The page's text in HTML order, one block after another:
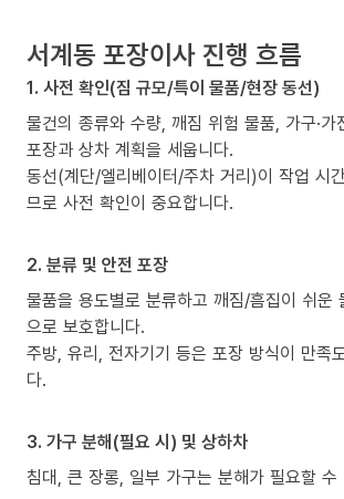
서계동 포장이사 진행 흐름
1. 사전 확인(짐 규모/특이 물품/현장 동선)
물건의 종류와 수량, 깨짐 위험 물품, 가구·가
포장과 상차 계획을 세웁니다.
동선(계단/엘리베이터/주차 거리)이 작업 시
므로 사전 확인이 중요합니다.
2. 분류 및 안전 포장
물품을 용도별로 분류하고 깨짐/흠집이 쉬운
으로 보호합니다.
주방, 유리, 전자기기 등은 포장 방식이 만족
다.
3. 가구 분해(필요 시) 및 상하차
침대, 큰 장롱, 일부 가구는 분해가 필요할 수